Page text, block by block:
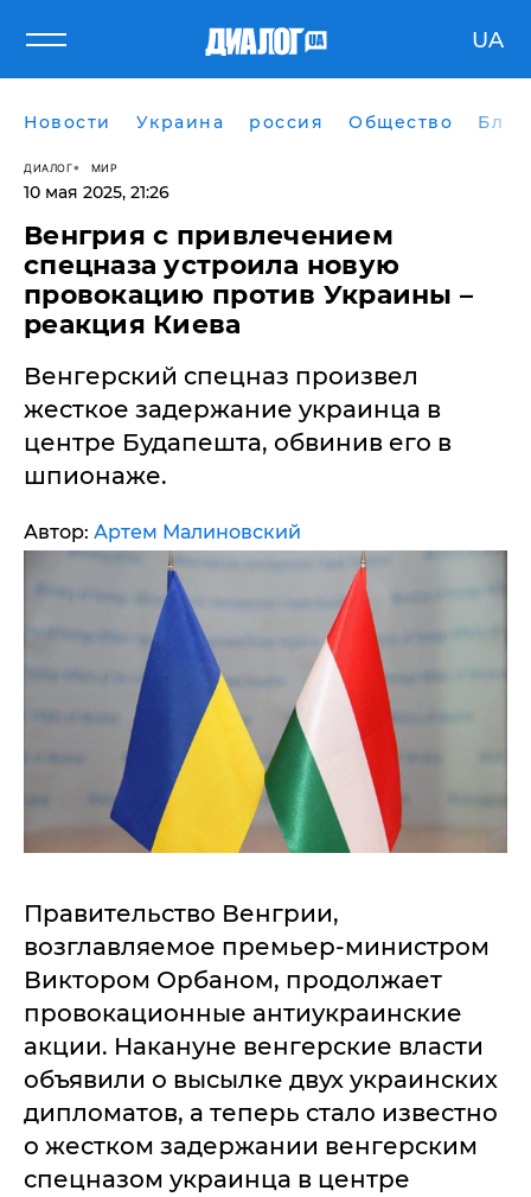
UA
Новости Украина россия Общество
ДИАЛОГ МИР
10 мая 2025, 21:26
Венгрия с привлечением
спецназа устроила новую
провокацию против Украины –
реакция Киева
Венгерский спецназ произвел
жесткое задержание украинца в
центре Будапешта, обвинив его в
шпионаже.
Автор: Артем Малиновский
Правительство Венгрии,
возглавляемое премьер-министром
Виктором Орбаном, продолжает
провокационные антиукраинские
акции. Накануне венгерские власти
объявили о высылке двух украинских
дипломатов, а теперь стало известно
о жестком задержании венгерским
спецназом украинца в центре